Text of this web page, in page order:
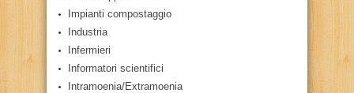
Impianti compostaggio
Industria
Infermieri
Informatori scientifici
Intramoenia/Extramoenia